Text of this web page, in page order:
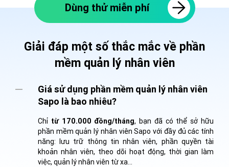
Dùng thử miễn phí
Giải đáp một số thắc mắc về phần
mềm quản lý nhân viên
Giá sử dụng phần mềm quản lý nhân viên
Sapo là bao nhiêu?
Chỉ từ 170.000 đồng/tháng, bạn đã có thể sở hữu
phần mềm quản lý nhân viên Sapo với đầy đủ các tính
năng: lưu trữ thông tin nhân viên, phần quyền tài
khoản nhân viên, theo dõi hoạt động, thời gian làm
việc, quản lý nhân viên từ xa...